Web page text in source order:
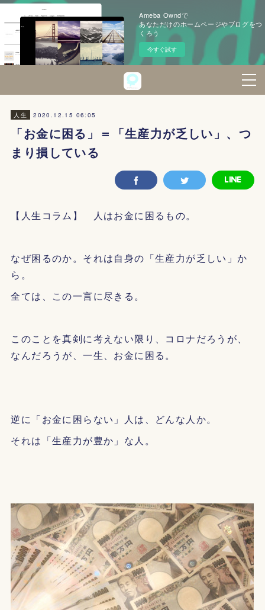
Ameba Owndで
あなただけのホームページやブログをつ
くろう
今すぐ試す
人生 2020.12.15 06:05
「お金に困る」＝「生産力が乏しい」、つ
まり損している
【人生コラム】 人はお金に困るもの。
なぜ困るのか。それは自身の「生産力が乏しい」か
ら。
全ては、この一言に尽きる。
このことを真剣に考えない限り、コロナだろうが、
なんだろうが、一生、お金に困る。
逆に「お金に困らない」人は、どんな人か。
それは「生産力が豊か」な人。